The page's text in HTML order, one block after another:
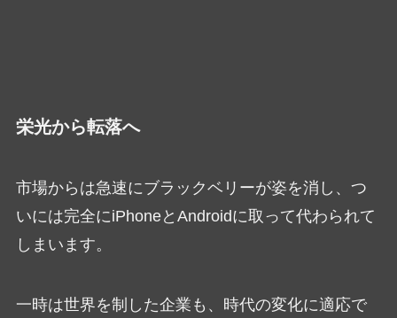
栄光から転落へ
市場からは急速にブラックベリーが姿を消し、つ
いには完全にiPhoneとAndroidに取って代わられて
しまいます。
一時は世界を制した企業も、時代の変化に適応で